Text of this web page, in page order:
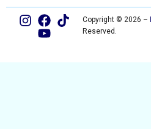
Copyright © 2026 –
Reserved.